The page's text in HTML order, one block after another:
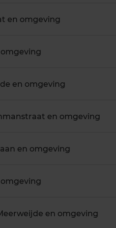
en omgeving
en omgeving
en omgeving
en omgeving
en omgeving